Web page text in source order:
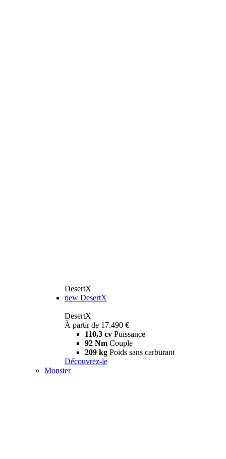
DesertX
new DesertX
DesertX
À partir de 17.490 €
110,3 cv Puissance
92 Nm Couple
209 kg Poids sans carburant
Découvrez-le
Monster